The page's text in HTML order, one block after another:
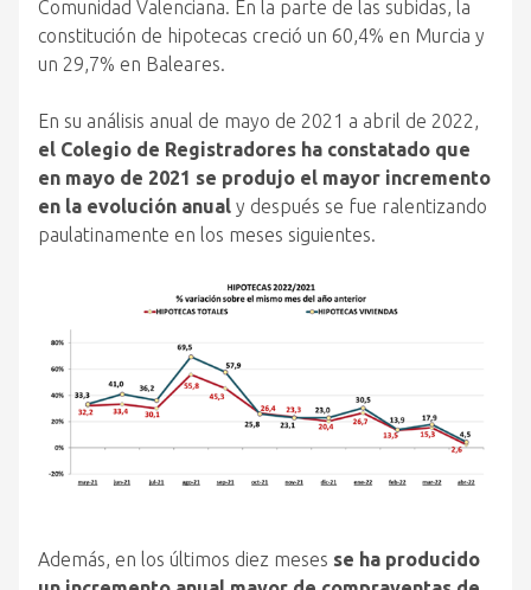
Comunidad Valenciana. En la parte de las subidas, la
constitución de hipotecas creció un 60,4% en Murcia y
un 29,7% en Baleares.
En su análisis anual de mayo de 2021 a abril de 2022,
el Colegio de Registradores ha constatado que
en mayo de 2021 se produjo el mayor incremento
en la evolución anual y después se fue ralentizando
paulatinamente en los meses siguientes.
Además, en los últimos diez meses se ha producido